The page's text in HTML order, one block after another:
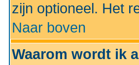
zijn optioneel. Het
Naar boven
Waarom wordt ik